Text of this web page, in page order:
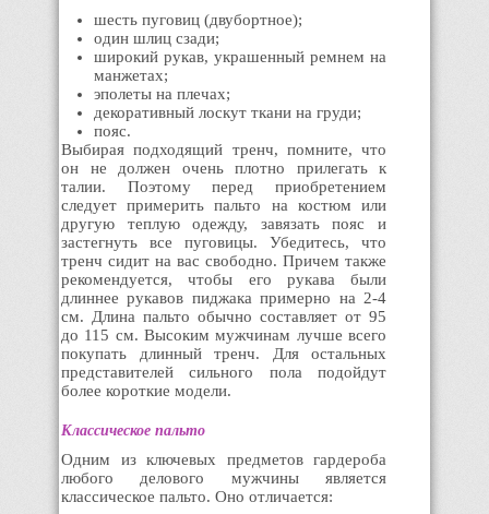
шесть пуговиц (двубортное);
один шлиц сзади;
широкий рукав, украшенный ремнем на
манжетах;
эполеты на плечах;
декоративный лоскут ткани на груди;
пояс.
Выбирая подходящий тренч, помните, что
он не должен очень плотно прилегать к
талии. Поэтому перед приобретением
следует примерить пальто на костюм или
другую теплую одежду, завязать пояс и
застегнуть все пуговицы. Убедитесь, что
тренч сидит на вас свободно. Причем также
рекомендуется, чтобы его рукава были
длиннее рукавов пиджака примерно на 2-4
см. Длина пальто обычно составляет от 95
до 115 см. Высоким мужчинам лучше всего
покупать длинный тренч. Для остальных
представителей сильного пола подойдут
более короткие модели.
Классическое пальто
Одним из ключевых предметов гардероба
любого делового мужчины является
классическое пальто. Оно отличается: